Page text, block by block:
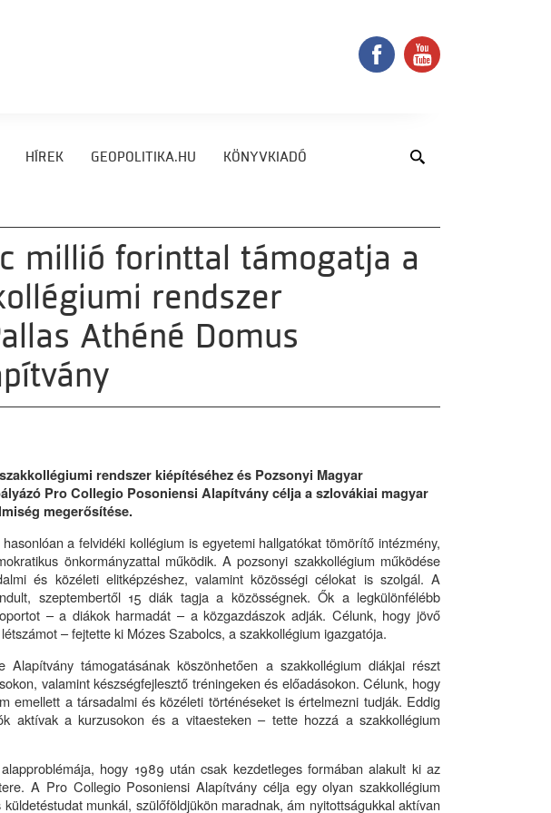
HÍREK GEOPOLITIKA.HU KÖNYVKIADÓ
millió forinttal támogatja a
rendszer
Athéné Domus
rendszer kiépítéséhez és Pozsonyi Magyar
Pro Collegio Posoniensi Alapítvány célja a szlovákiai magyar
megerősítése.
a felvidéki kollégium is egyetemi hallgatókat tömörítő intézmény,
önkormányzattal működik. A pozsonyi szakkollégium működése
és közéleti elitképzéshez, valamint közösségi célokat is szolgál. A
szeptembertől 15 diák tagja a közösségnek. Ők a legkülönfélébb
– a diákok harmadát – a közgazdászok adják. Célunk, hogy jövő
– fejtette ki Mózes Szabolcs, a szakkollégium igazgatója.
támogatásának köszönhetően a szakkollégium diákjai részt
valamint készségfejlesztő tréningeken és előadásokon. Célunk, hogy
emellett a társadalmi és közéleti történéseket is értelmezni tudják. Eddig
aktívak a kurzusokon és a vitaesteken – tette hozzá a szakkollégium
hogy 1989 után csak kezdetleges formában alakult ki az
A Pro Collegio Posoniensi Alapítvány célja egy olyan szakkollégium
munkál, szülőföldjükön maradnak, ám nyitottságukkal aktívan